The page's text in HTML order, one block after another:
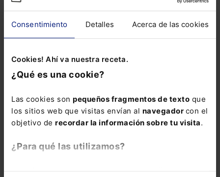
Consentimiento Detalles Acerca de las cookies
Cookies! Ahí va nuestra receta.
¿Qué es una cookie?
Las cookies son pequeños fragmentos de texto que
los sitios web que visitas envían al navegador con el
objetivo de recordar la información sobre tu visita.
¿Para qué las utilizamos?
regresará al Congreso de los Diputados para la
envíe el Congreso, una vez aprobado por el Senado
será publicado en el Boletín Oficial del Estado para
entrar en vigor en los plazos previstos por la propia